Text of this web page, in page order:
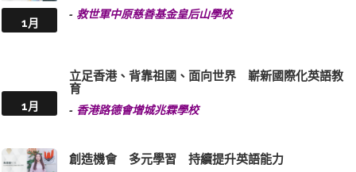
1月
- 救世軍中原慈善基金皇后山學校
1月
立足香港、背靠祖國、面向世界 嶄新國際化英語教
育
- 香港路德會增城兆霖學校
創造機會 多元學習 持續提升英語能力